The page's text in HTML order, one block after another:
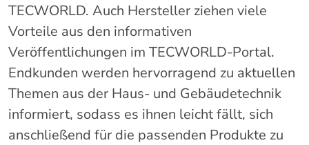
TECWORLD. Auch Hersteller ziehen viele
Vorteile aus den informativen
Veröffentlichungen im TECWORLD-Portal.
Endkunden werden hervorragend zu aktuellen
Themen aus der Haus- und Gebäudetechnik
informiert, sodass es ihnen leicht fällt, sich
anschließend für die passenden Produkte zu